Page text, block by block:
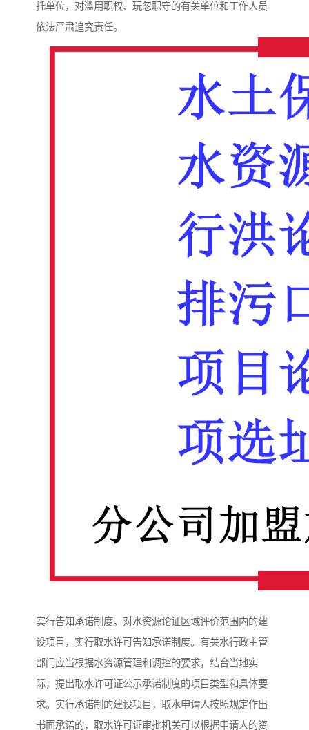
托单位，对滥用职权、玩忽职守的有关单位和工作人员
依法严肃追究责任。
实行告知承诺制度。对水资源论证区域评价范围内的建
设项目，实行取水许可告知承诺制度。有关水行政主管
部门应当根据水资源管理和调控的要求，结合当地实
际，提出取水许可证公示承诺制度的项目类型和具体要
求。实行承诺制的建设项目，取水申请人按照规定作出
书面承诺的，取水许可证审批机关可以根据申请人的资